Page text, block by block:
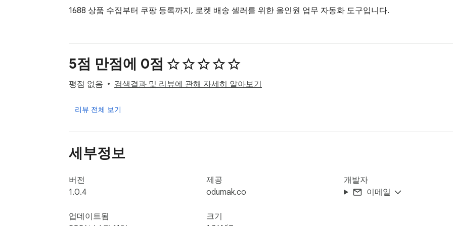
1688 상품 수집부터 쿠팡 등록까지, 로켓 배송 셀러를 위한 올인원 업무 자동화 도구입니다.
5점 만점에 0점
평점 없음 검색결과 및 리뷰에 관해 자세히 알아보기
리뷰 전체 보기
세부정보
버전
1.0.4
업데이트됨
제공
odumak.co
크기
개발자
이메일